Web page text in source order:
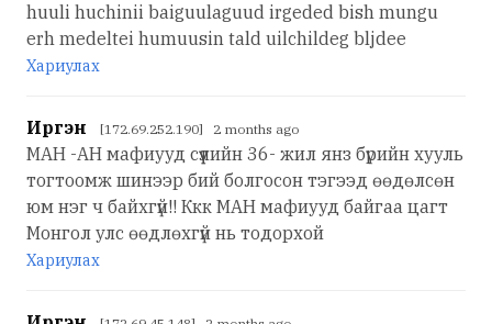
huuli huchinii baiguulaguud irgeded bish mungu
erh medeltei humuusin tald uilchildeg bljdee
Хариулах
Иргэн [172.69.252.190] 2 months ago
МАН -АН мафиууд сүүлийн 36- жил янз бүрийн хууль
тогтоомж шинээр бий болгосон тэгээд өөдөлсөн
юм нэг ч байхгүй!! Ккк МАН мафиууд байгаа цагт
Монгол улс өөдлөхгүй нь тодорхой
Хариулах